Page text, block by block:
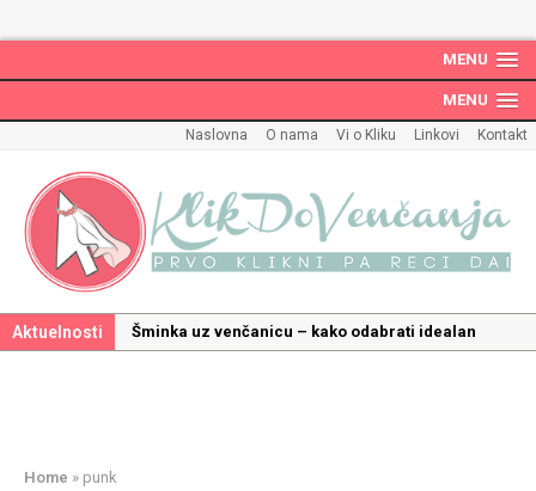
MENU
MENU
Naslovna O nama Vi o Kliku Linkovi Kontakt
Aktuelnosti
Šminka uz venčanicu – kako odabrati idealan
Home » punk